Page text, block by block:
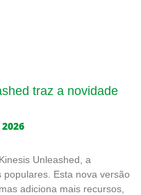
traz a novidade
Unleashed, a
Esta nova versão
adiciona mais recursos,